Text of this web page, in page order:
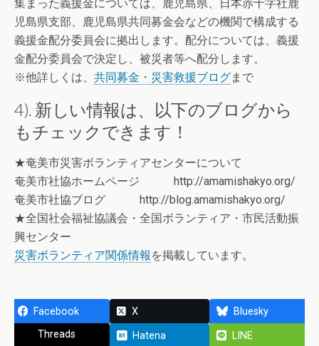
集まった義援金については、鹿児島県、日本赤十字社鹿
児島県支部、鹿児島県共同募金会などの機関で構成する
義援金配分委員会に拠出します。配分については、義援
金配分委員会で決定し、被災者等へ配分します。
※他詳しくは、 共同募金・災害救援ブログまで
4). 新しい情報は、以下のブログから
もチェックできます！
★奄美市災害ボランティアセンターについて
奄美市社協ホームページ http://amamishakyo.org/
奄美市社協ブログ http://blog.amamishakyo.org/
★全国社会福祉協議会・全国ボランティア・市民活動振
興センター
災害ボランティア関係情報 を掲載しています。
Facebook X
Bluesky
Threads
Hatena LINE